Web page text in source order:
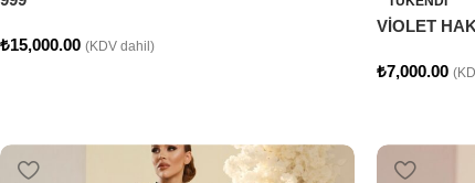
₺15,000.00 (KDV dahil)
VİOLET
₺7,000.00